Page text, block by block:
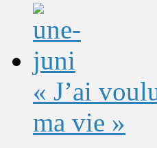
« J’ai
ma vie »